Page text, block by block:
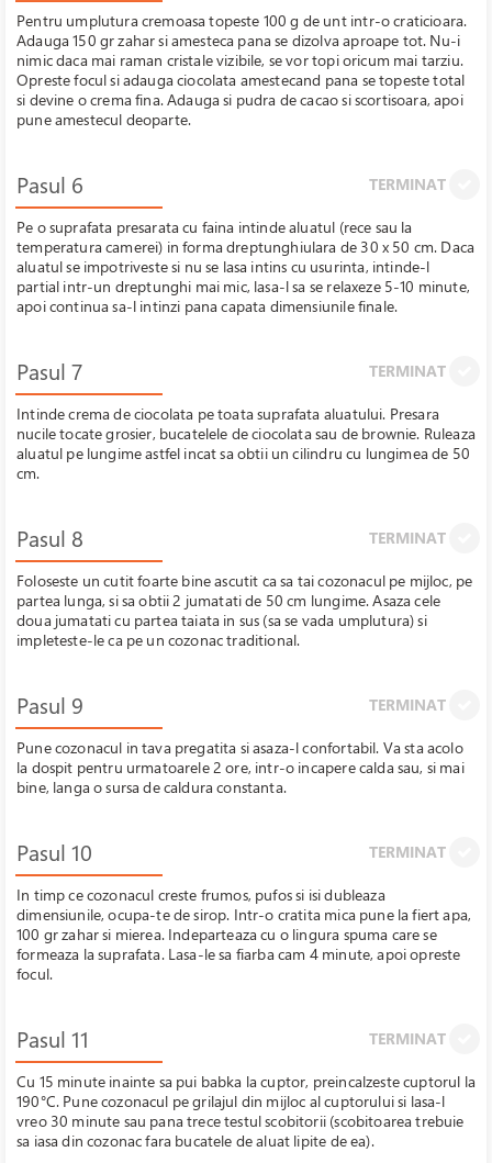
Pentru umplutura cremoasa topeste 100 g de unt intr-o craticioara.
Adauga 150 gr zahar si amesteca pana se dizolva aproape tot. Nu-i
nimic daca mai raman cristale vizibile, se vor topi oricum mai tarziu.
Opreste focul si adauga ciocolata amestecand pana se topeste total
si devine o crema fina. Adauga si pudra de cacao si scortisoara, apoi
pune amestecul deoparte.
Pasul 6 TERMINAT
Pe o suprafata presarata cu faina intinde aluatul (rece sau la
temperatura camerei) in forma dreptunghiulara de 30 x 50 cm. Daca
aluatul se impotriveste si nu se lasa intins cu usurinta, intinde-l
partial intr-un dreptunghi mai mic, lasa-l sa se relaxeze 5-10 minute,
apoi continua sa-l intinzi pana capata dimensiunile finale.
Pasul 7 TERMINAT
Intinde crema de ciocolata pe toata suprafata aluatului. Presara
nucile tocate grosier, bucatelele de ciocolata sau de brownie. Ruleaza
aluatul pe lungime astfel incat sa obtii un cilindru cu lungimea de 50
cm.
Pasul 8 TERMINAT
Foloseste un cutit foarte bine ascutit ca sa tai cozonacul pe mijloc, pe
partea lunga, si sa obtii 2 jumatati de 50 cm lungime. Asaza cele
doua jumatati cu partea taiata in sus (sa se vada umplutura) si
impleteste-le ca pe un cozonac traditional.
Pasul 9 TERMINAT
Pune cozonacul in tava pregatita si asaza-l confortabil. Va sta acolo
la dospit pentru urmatoarele 2 ore, intr-o incapere calda sau, si mai
bine, langa o sursa de caldura constanta.
Pasul 10 TERMINAT
In timp ce cozonacul creste frumos, pufos si isi dubleaza
dimensiunile, ocupa-te de sirop. Intr-o cratita mica pune la fiert apa,
100 gr zahar si mierea. Indeparteaza cu o lingura spuma care se
formeaza la suprafata. Lasa-le sa fiarba cam 4 minute, apoi opreste
focul.
Pasul 11 TERMINAT
Cu 15 minute inainte sa pui babka la cuptor, preincalzeste cuptorul la
190°C. Pune cozonacul pe grilajul din mijloc al cuptorului si lasa-l
vreo 30 minute sau pana trece testul scobitorii (scobitoarea trebuie
sa iasa din cozonac fara bucatele de aluat lipite de ea).